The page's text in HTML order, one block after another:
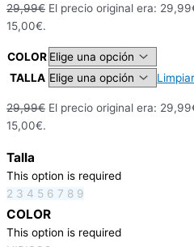
29,99€ El precio original era:
15,00€.
COLOR
TALLA
Limpiar
29,99€ El precio original era:
15,00€.
Talla
This option is required
2 3 4 5 6 7 8 9
COLOR
This option is required